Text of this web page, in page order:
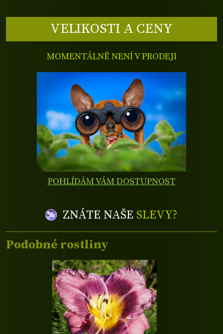
VELIKOSTI A CENY
MOMENTÁLNĚ NENÍ V PRODEJI
POHLÍDÁM VÁM DOSTUPNOST
ZNÁTE NAŠE SLEVY?
Podobné rostliny